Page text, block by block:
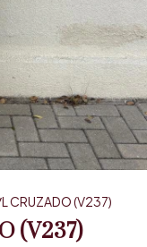
CRUZADO (V237)
(V237)